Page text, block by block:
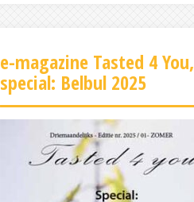
e-magazine Tasted 4 You,
special: Belbul 2025